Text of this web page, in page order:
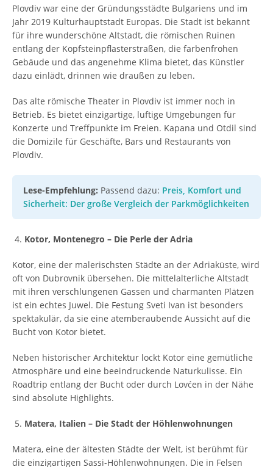
Plovdiv war eine der Gründungsstädte Bulgariens und im
Jahr 2019 Kulturhauptstadt Europas. Die Stadt ist bekannt
für ihre wunderschöne Altstadt, die römischen Ruinen
entlang der Kopfsteinpflasterstraßen, die farbenfrohen
Gebäude und das angenehme Klima bietet, das Künstler
dazu einlädt, drinnen wie draußen zu leben.
Das alte römische Theater in Plovdiv ist immer noch in
Betrieb. Es bietet einzigartige, luftige Umgebungen für
Konzerte und Treffpunkte im Freien. Kapana und Otdil sind
die Domizile für Geschäfte, Bars und Restaurants von
Plovdiv.
Lese-Empfehlung: Passend dazu: Preis, Komfort und
Sicherheit: Der große Vergleich der Parkmöglichkeiten
Kotor, Montenegro – Die Perle der Adria
Kotor, eine der malerischsten Städte an der Adriaküste, wird
oft von Dubrovnik übersehen. Die mittelalterliche Altstadt
mit ihren verschlungenen Gassen und charmanten Plätzen
ist ein echtes Juwel. Die Festung Sveti Ivan ist besonders
spektakulär, da sie eine atemberaubende Aussicht auf die
Bucht von Kotor bietet.
Neben historischer Architektur lockt Kotor eine gemütliche
Atmosphäre und eine beeindruckende Naturkulisse. Ein
Roadtrip entlang der Bucht oder durch Lovćen in der Nähe
sind absolute Highlights.
Matera, Italien – Die Stadt der Höhlenwohnungen
Matera, eine der ältesten Städte der Welt, ist berühmt für
die einzigartigen Sassi-Höhlenwohnungen. Die in Felsen